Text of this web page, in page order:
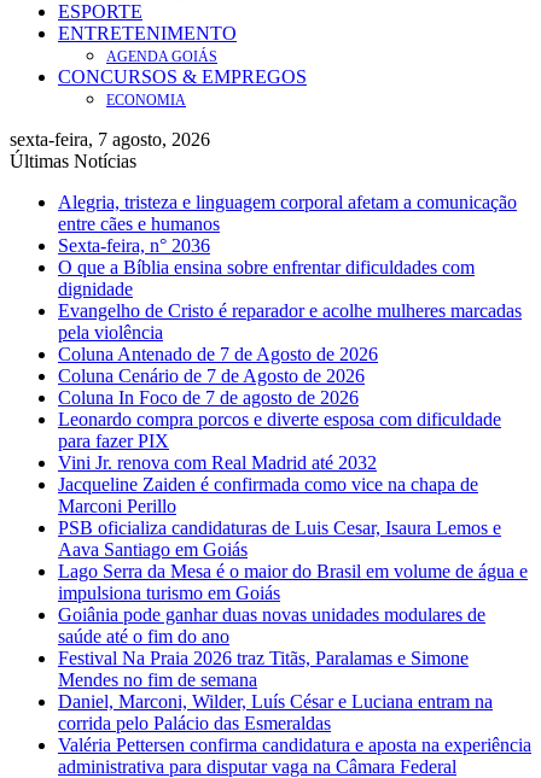
ESPORTE
ENTRETENIMENTO
AGENDA GOIÁS
CONCURSOS & EMPREGOS
ECONOMIA
sexta-feira, 7 agosto, 2026
Últimas Notícias
Alegria, tristeza e linguagem corporal afetam a comunicação
entre cães e humanos
Sexta-feira, n° 2036
O que a Bíblia ensina sobre enfrentar dificuldades com
dignidade
Evangelho de Cristo é reparador e acolhe mulheres marcadas
pela violência
Coluna Antenado de 7 de Agosto de 2026
Coluna Cenário de 7 de Agosto de 2026
Coluna In Foco de 7 de agosto de 2026
Leonardo compra porcos e diverte esposa com dificuldade
para fazer PIX
Vini Jr. renova com Real Madrid até 2032
Jacqueline Zaiden é confirmada como vice na chapa de
Marconi Perillo
PSB oficializa candidaturas de Luis Cesar, Isaura Lemos e
Aava Santiago em Goiás
Lago Serra da Mesa é o maior do Brasil em volume de água e
impulsiona turismo em Goiás
Goiânia pode ganhar duas novas unidades modulares de
saúde até o fim do ano
Festival Na Praia 2026 traz Titãs, Paralamas e Simone
Mendes no fim de semana
Daniel, Marconi, Wilder, Luís César e Luciana entram na
corrida pelo Palácio das Esmeraldas
Valéria Pettersen confirma candidatura e aposta na experiência
administrativa para disputar vaga na Câmara Federal